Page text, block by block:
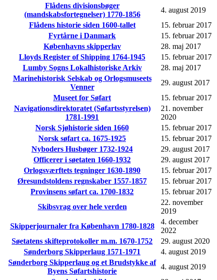
Flådens divisionsbøger
(mandskabsfortegnelser) 1770-1856
4. august 2019
Flådens historie siden 1600-tallet
15. februar 2017
Fyrtårne i Danmark
15. februar 2017
Københavns skipperlav
28. maj 2017
Lloyds Register of Shipping 1764-1945
15. februar 2017
Lumby Sogns Lokalhistoriske Arkiv
28. maj 2017
Marinehistorisk Selskab og Orlogsmuseets
Venner
29. august 2017
Museet for Søfart
15. februar 2017
Navigationsdirektoratet (Søfartsstyrelsen)
1781-1991
21. november
2020
Norsk Sjøhistorie siden 1660
15. februar 2017
Norsk søfart ca. 1675-1925
15. februar 2017
Nyboders Husbøger 1732-1924
29. august 2017
Officerer i søetaten 1660-1932
29. august 2017
Orlogsværftets tegninger 1630-1890
15. februar 2017
Øresundstoldens regnskaber 1557-1857
15. februar 2017
Provinsens søfart ca. 1700-1832
15. februar 2017
Skibsvrag over hele verden
22. november
2019
Skipperjournaler fra København 1780-1828
4. december
2022
Søetatens skifteprotokoller m.m. 1670-1752
29. august 2020
Sønderborg Skipperlaug 1571-1971
4. august 2019
Sønderborg Skipperlaug og et Brudstykke af
Byens Søfartshistorie
4. august 2019